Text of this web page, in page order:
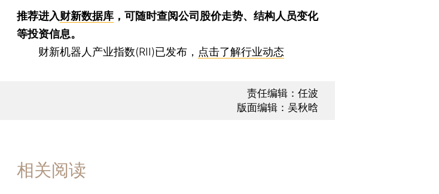
推荐进入财新数据库 ，可随时查阅公司股价走势、结构人员变化
等投资信息。
财新机器人产业指数(RII)已发布， 点击了解行业动态
责任编辑：任波
版面编辑：吴秋晗
相关阅读